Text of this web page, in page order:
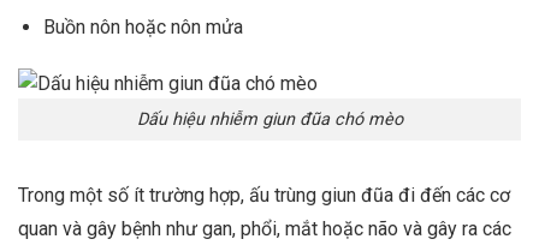
Buồn nôn hoặc nôn mửa
Dấu hiệu nhiễm giun đũa chó mèo
Trong một số ít trường hợp, ấu trùng giun đũa đi đến các cơ
quan và gây bệnh như gan, phổi, mắt hoặc não và gây ra các